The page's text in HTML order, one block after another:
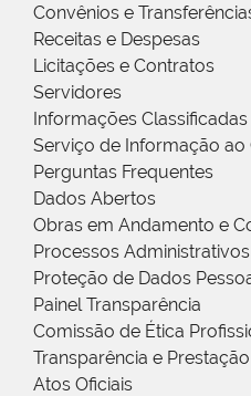
Convênios e
Receitas e Despesas
Licitações e Contratos
Servidores
Informações Classificadas
Serviço de Informação ao
Perguntas Frequentes
Dados Abertos
Obras em Andamento e
Processos
Proteção de Dados
Painel Transparência
Comissão de Ética
Transparência e
Atos Oficiais